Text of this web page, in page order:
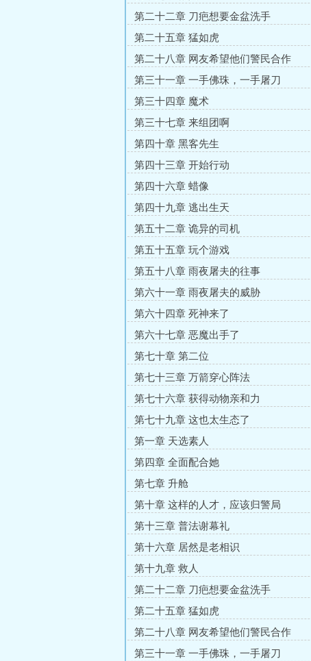
第二十二章 刀疤想要金盆洗手
第二十五章 猛如虎
第二十八章 网友希望他们警民合作
第三十一章 一手佛珠，一手屠刀
第三十四章 魔术
第三十七章 来组团啊
第四十章 黑客先生
第四十三章 开始行动
第四十六章 蜡像
第四十九章 逃出生天
第五十二章 诡异的司机
第五十五章 玩个游戏
第五十八章 雨夜屠夫的往事
第六十一章 雨夜屠夫的威胁
第六十四章 死神来了
第六十七章 恶魔出手了
第七十章 第二位
第七十三章 万箭穿心阵法
第七十六章 获得动物亲和力
第七十九章 这也太生态了
第一章 天选素人
第四章 全面配合她
第七章 升舱
第十章 这样的人才，应该归警局
第十三章 普法谢幕礼
第十六章 居然是老相识
第十九章 救人
第二十二章 刀疤想要金盆洗手
第二十五章 猛如虎
第二十八章 网友希望他们警民合作
第三十一章 一手佛珠，一手屠刀